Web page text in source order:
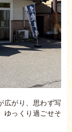
広がり、思わず写
ゆっくり過ごせそ